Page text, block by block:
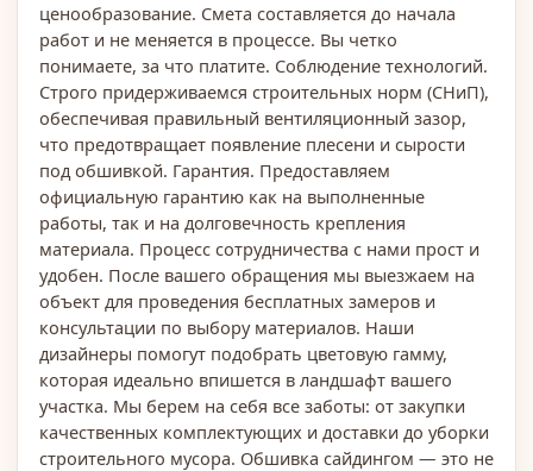
ценообразование. Смета составляется до начала
работ и не меняется в процессе. Вы четко
понимаете, за что платите. Соблюдение технологий.
Строго придерживаемся строительных норм (СНиП),
обеспечивая правильный вентиляционный зазор,
что предотвращает появление плесени и сырости
под обшивкой. Гарантия. Предоставляем
официальную гарантию как на выполненные
работы, так и на долговечность крепления
материала. Процесс сотрудничества с нами прост и
удобен. После вашего обращения мы выезжаем на
объект для проведения бесплатных замеров и
консультации по выбору материалов. Наши
дизайнеры помогут подобрать цветовую гамму,
которая идеально впишется в ландшафт вашего
участка. Мы берем на себя все заботы: от закупки
качественных комплектующих и доставки до уборки
строительного мусора. Обшивка сайдингом — это не